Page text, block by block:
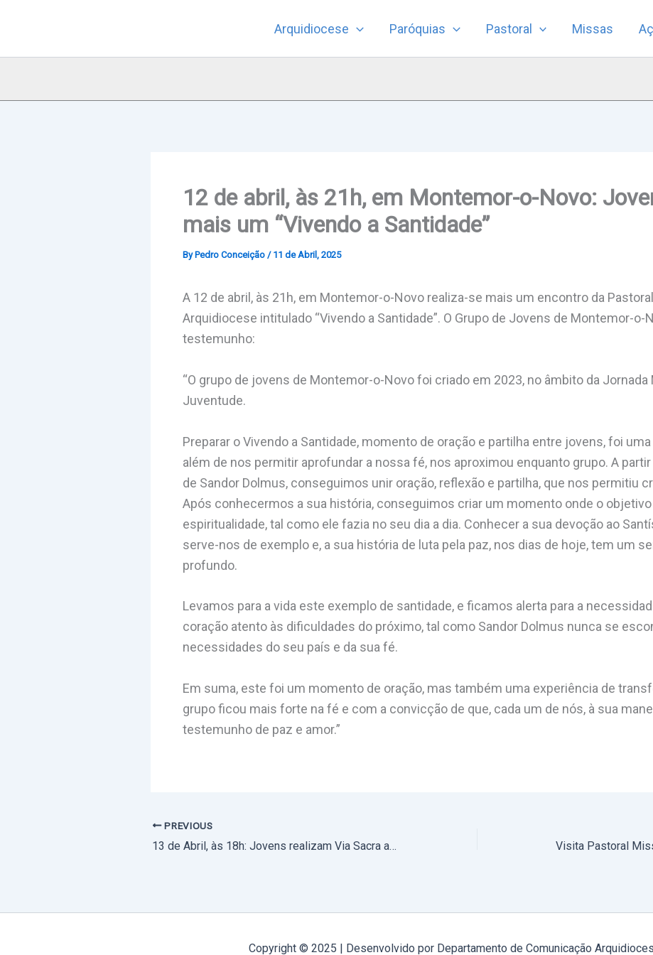
Arquidiocese Paróquias Pastoral Missas
12 de abril, às 21h, em Montemor-o-Novo:
mais um “Vivendo a Santidade”
By Pedro Conceição / 11 de Abril, 2025
A 12 de abril, às 21h, em Montemor-o-Novo realiza-se mais um encontro da
Arquidiocese intitulado “Vivendo a Santidade”. O Grupo de Jovens de Montemor-o-
testemunho:
“O grupo de jovens de Montemor-o-Novo foi criado em 2023, no âmbito da Jornada
Juventude.
Preparar o Vivendo a Santidade, momento de oração e partilha entre jovens, foi
além de nos permitir aprofundar a nossa fé, nos aproximou enquanto grupo. A
de Sandor Dolmus, conseguimos unir oração, reflexão e partilha, que nos permitiu
Após conhecermos a sua história, conseguimos criar um momento onde o
espiritualidade, tal como ele fazia no seu dia a dia. Conhecer a sua devoção ao
serve-nos de exemplo e, a sua história de luta pela paz, nos dias de hoje, tem um
profundo.
Levamos para a vida este exemplo de santidade, e ficamos alerta para a
coração atento às dificuldades do próximo, tal como Sandor Dolmus nunca se
necessidades do seu país e da sua fé.
Em suma, este foi um momento de oração, mas também uma experiência de
grupo ficou mais forte na fé e com a convicção de que, cada um de nós, à sua
testemunho de paz e amor.”
PREVIOUS
13 de Abril, às 18h: Jovens realizam Via Sacra ao Vivo em Campo Maior
Copyright © 2025 | Desenvolvido por Departamento de Comunicação